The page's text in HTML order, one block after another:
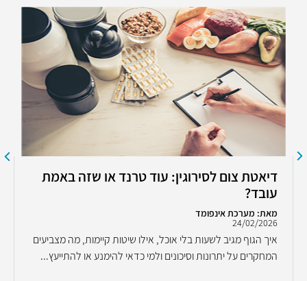
דיאטת צום לסירוגין: עוד טרנד או שזה באמת
עובד?
מאת: מערכת אינפומד
24/02/2026
איך הגוף מגיב לשעות בלי אוכל, אילו שיטות קיימות, מה מצביעים
המחקרים על יתרונות וסיכונים ולמי כדאי להימנע או להתייעץ...